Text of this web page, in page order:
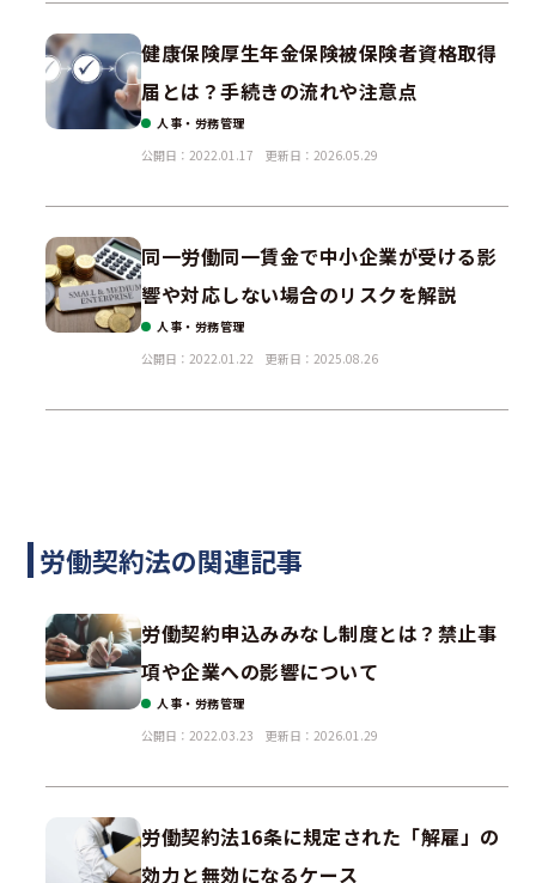
健康保険厚生年金保険被保険者資格取得
届とは？手続きの流れや注意点
人事・労務管理
公開日：2022.01.17
更新日：2026.05.29
同一労働同一賃金で中小企業が受ける影
響や対応しない場合のリスクを解説
人事・労務管理
公開日：2022.01.22
更新日：2025.08.26
労働契約法の関連記事
労働契約申込みみなし制度とは？禁止事
項や企業への影響について
人事・労務管理
公開日：2022.03.23
更新日：2026.01.29
労働契約法16条に規定された「解雇」の
効力と無効になるケース